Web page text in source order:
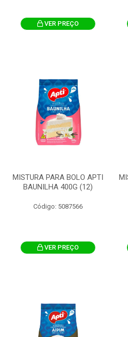
VER PREÇO
MISTURA PARA BOLO APTI
BAUNILHA 400G (12)
Código: 5087566
VER PREÇO